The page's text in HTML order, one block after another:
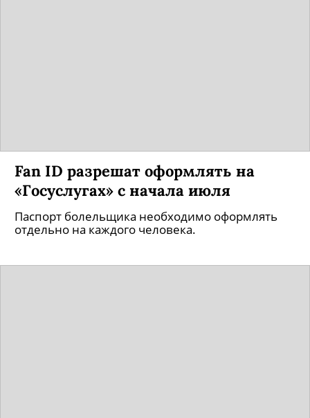
Fan ID разрешат оформлять на
«Госуслугах» с начала июля
Паспорт болельщика необходимо оформлять
отдельно на каждого человека.